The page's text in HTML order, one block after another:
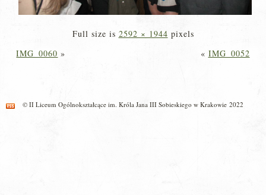
Full size is 2592 × 1944 pixels
IMG_0060 » « IMG_0052
© II Liceum Ogólnokształcące im. Króla Jana III Sobieskiego w Krakowie 2022